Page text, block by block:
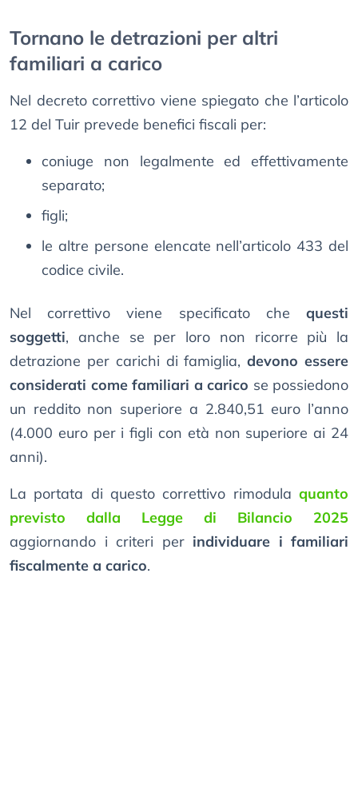
Tornano le detrazioni per altri
familiari a carico
Nel decreto correttivo viene spiegato che l’articolo
12 del Tuir prevede benefici fiscali per:
coniuge non legalmente ed effettivamente
separato;
figli;
le altre persone elencate nell’articolo 433 del
codice civile.
Nel correttivo viene specificato che questi
soggetti, anche se per loro non ricorre più la
detrazione per carichi di famiglia,devono essere
considerati come familiari a carico se possiedono
un reddito non superiore a 2.840,51 euro l’anno
(4.000 euro per i figli con età non superiore ai 24
anni).
La portata di questo correttivo rimodula quanto
previsto dalla Legge di Bilancio 2025
aggiornando i criteri per individuare i familiari
fiscalmente a carico.